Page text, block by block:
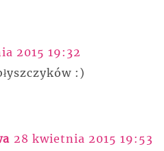
2015 19:32
:)
28 kwietnia 2015 19:53